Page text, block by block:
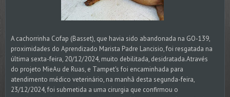
A cachorrinha Cofap (Basset), que havia sido abandonada na GO-139,
proximidades do Aprendizado Marista Padre Lancisio, foi resgatada na
última sexta-feira, 20/12/2024, muito debilitada, desidratada.Através
do projeto MieAu de Ruas, e Tampet's foi encaminhada para
atendimento médico veterinário, na manhã desta segunda-feira,
23/12/2024, foi submetida a uma cirurgia que confirmou o